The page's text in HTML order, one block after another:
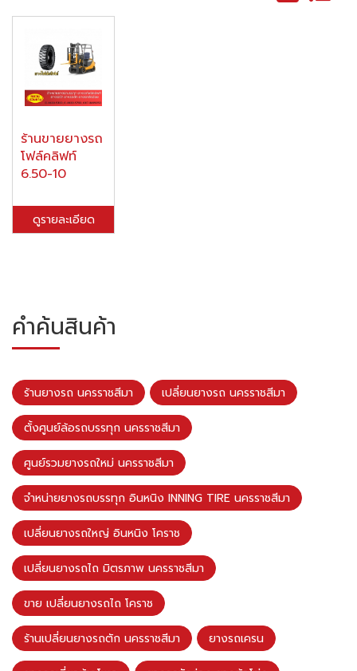
ร้านขายยางรถ
โฟล์คลิฟท์
6.50-10
ดูรายละเอียด
คำค้นสินค้า
ร้านยางรถ นครราชสีมา เปลี่ยนยางรถ นครราชสีมา
ตั้งศูนย์ล้อรถบรรทุก นครราชสีมา
ศูนย์รวมยางรถใหม่ นครราชสีมา
จำหน่ายยางรถบรรทุก อินหนิง INNING TIRE นครราชสีมา
เปลี่ยนยางรถใหญ่ อินหนิง โคราช
เปลี่ยนยางรถไถ มิตรภาพ นครราชสีมา
ขาย เปลี่ยนยางรถไถ โคราช
ร้านเปลี่ยนยางรถตัก นครราชสีมา ยางรถเครน